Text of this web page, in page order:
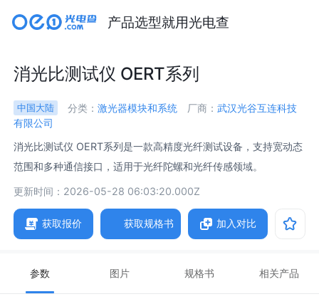
产品选型就用光电查
消光比测试仪 OERT系列
中国大陆 分类： 激光器模块和系统 厂商：武汉光谷互连科技
有限公司
消光比测试仪 OERT系列是一款高精度光纤测试设备，支持宽动态
范围和多种通信接口，适用于光纤陀螺和光纤传感领域。
更新时间：2026-05-28 06:03:20.000Z
获取报价 获取规格书 加入对比
参数 图片 规格书 相关产品